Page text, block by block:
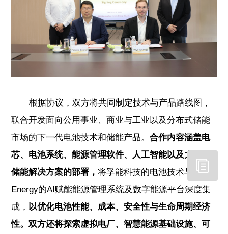
根据协议，双方将共同制定技术与产品路线图，
联合开发面向公用事业、商业与工业以及分布式储能
市场的下一代电池技术和储能产品。合作内容涵盖电
芯、电池系统、能源管理软件、人工智能以及大规模
储能解决方案的部署，将孚能科技的电池技术与WLF
Energy的AI赋能能源管理系统及数字能源平台深度集
成， 以优化电池性能、成本、安全性与生命周期经济
性。双方还将探索虚拟电厂、智慧能源基础设施、可